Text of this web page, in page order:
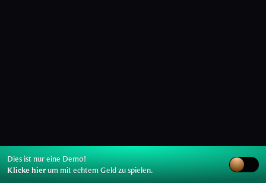
Dies ist nur eine Demo!
Klicke hierum mit echtem Geld zu spielen.